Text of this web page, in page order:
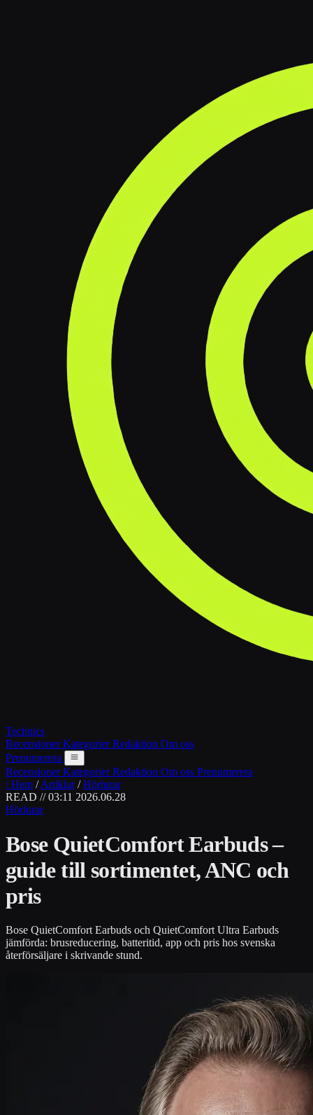
Technics
RecensionerKategorierRedaktion Om oss
Prenumerera
RecensionerKategorierRedaktion Om oss Prenumerera
/ Hem / Artiklar / Hörlurar
READ // 03:11 2026.06.28
Hörlurar
Bose QuietComfort Earbuds –
guide till sortimentet, ANC och
pris
Bose QuietComfort Earbuds och QuietComfort Ultra Earbuds
jämförda: brusreducering, batteritid, app och pris hos svenska
återförsäljare i skrivande stund.